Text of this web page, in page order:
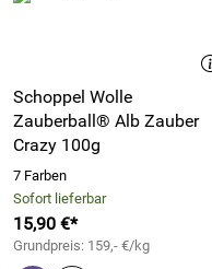
Schoppel Wolle
Zauberball® Alb Zauber
Crazy 100g
7 Farben
Sofort lieferbar
15,90 €*
Grundpreis: 159,- €/kg